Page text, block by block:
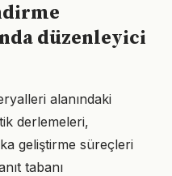
düzenleyici
alanındaki
derlemeleri,
geliştirme süreçleri
tabanı